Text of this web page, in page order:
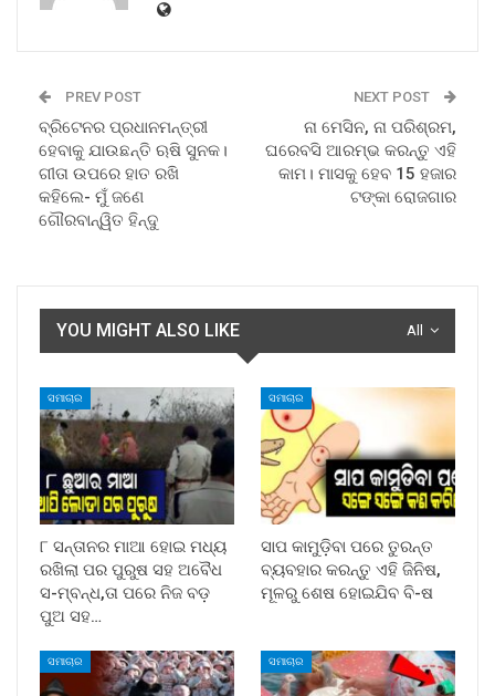
PREV POST
ବ୍ରିଟେନର ପ୍ରଧାନମନ୍ତ୍ରୀ
ହେବାକୁ ଯାଉଛନ୍ତି ଋଷି ସୁନକ।
ଗୀତା ଉପରେ ହାତ ରଖି
କହିଲେ- ମୁଁ ଜଣେ
ଗୌରବାନ୍ୱିତ ହିନ୍ଦୁ
NEXT POST
ନା ମେସିନ, ନା ପରିଶ୍ରମ,
ଘରେବସି ଆରମ୍ଭ କରନ୍ତୁ ଏହି
କାମ। ମାସକୁ ହେବ 15 ହଜାର
ଟଙ୍କା ରୋଜଗାର
All
YOU MIGHT ALSO LIKE
ସମାଚାର
୮ ସନ୍ତାନର ମାଆ ହୋଇ ମଧ୍ୟ
ରଖିଲା ପର ପୁରୁଷ ସହ ଅବୈଧ
ସ-ମ୍ବନ୍ଧ,ତା ପରେ ନିଜ ବଡ଼
ପୁଅ ସହ…
ସମାଚାର
ସାପ କାମୁଡ଼ିବା ପରେ ତୁରନ୍ତ
ବ୍ୟବହାର କରନ୍ତୁ ଏହି ଜିନିଷ,
ମୂଳରୁ ଶେଷ ହୋଇଯିବ ବି-ଷ
ସମାଚାର ସମାଚାର